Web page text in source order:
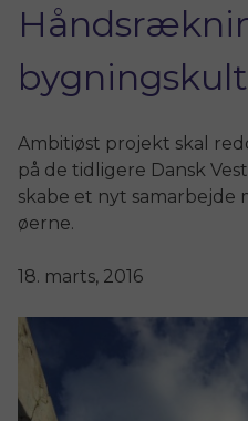
Ambitiøst projekt skal
på de tidligere Dansk
skabe et nyt samarbejde
øerne.
18. marts, 2016